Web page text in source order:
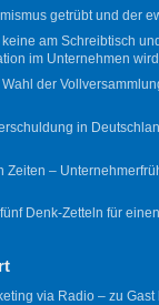
getrübt und der
am Schreibtisch
im Unternehmen wird
der
in
Zeiten –
Denk-Zetteln für
via Radio – zu